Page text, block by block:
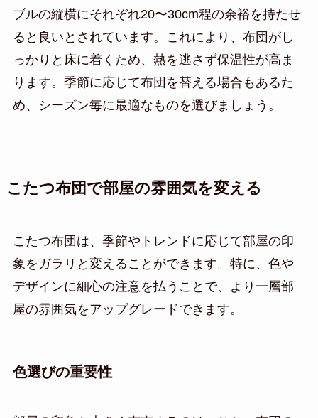
ブルの縦横にそれぞれ20〜30cm程の余裕を持たせ
ると良いとされています。これにより、布団がし
っかりと床に着くため、熱を逃さず保温性が高ま
ります。季節に応じて布団を替える場合もあるた
め、シーズン毎に最適なものを選びましょう。
こたつ布団で部屋の雰囲気を変える
こたつ布団は、季節やトレンドに応じて部屋の印
象をガラリと変えることができます。特に、色や
デザインに細心の注意を払うことで、より一層部
屋の雰囲気をアップグレードできます。
色選びの重要性